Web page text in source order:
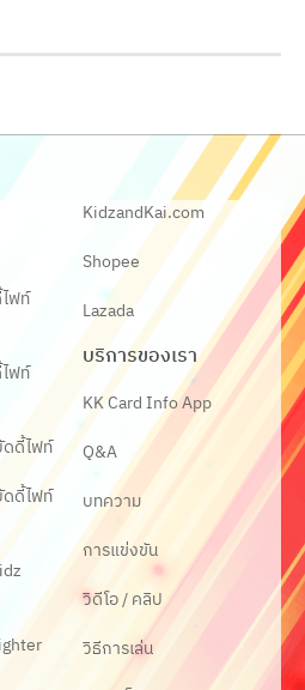
ฟท์
ฟท์
ดดี้ไฟท์
ดดี้ไฟท์
KidzandKai.com
Shopee
Lazada
บริการของเรา
KK Card Info App
Q&A
บทความ
การแข่งขัน
วิดีโอ / คลิป
วิธีการเล่น